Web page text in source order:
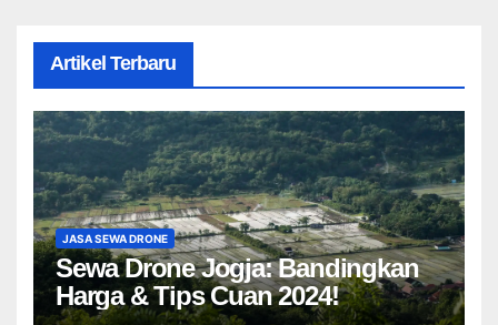
Artikel Terbaru
JASA SEWA DRONE
Sewa Drone Jogja: Bandingkan
Harga & Tips Cuan 2024!